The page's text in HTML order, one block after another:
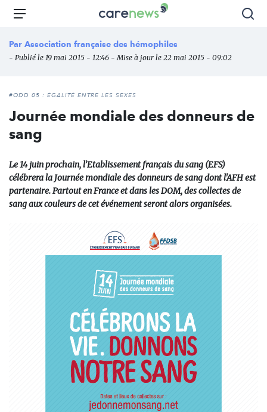
Aller
principal
Carenews,
média
des
l'engagement
Menu
Par Association française des hémophiles
- Publié le 19 mai 2015 - 12:46 - Mise à jour le 22 mai 2015 - 09:02
#ODD 05 : ÉGALITÉ ENTRE LES SEXES
Journée mondiale des donneurs de
sang
Le 14 juin prochain, l’Etablissement français du sang (EFS)
célébrera la Journée mondiale des donneurs de sang dont l'AFH est
partenaire. Partout en France et dans les DOM, des collectes de
sang aux couleurs de cet événement seront alors organisées.